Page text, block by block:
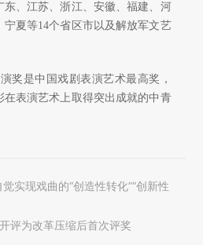
东、江苏、浙江、安徽、福建、河
夏等14个省区市以及解放军文艺
是中国戏剧表演艺术最高奖，
在表演艺术上取得突出成就的中青
实现戏曲的“创造性转化”“创新性
评为改革压缩后首次评奖